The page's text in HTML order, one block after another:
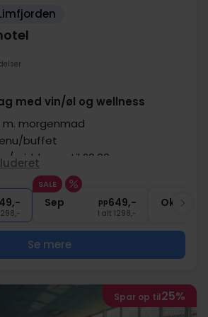
med vin/øl og wellness
morgenmad
buffet
middagen til 20:00
pool og wellness
og parkering
SALE
Sep pp649,-
I alt 1298,-
Okt
Se mere
Spar op til25%